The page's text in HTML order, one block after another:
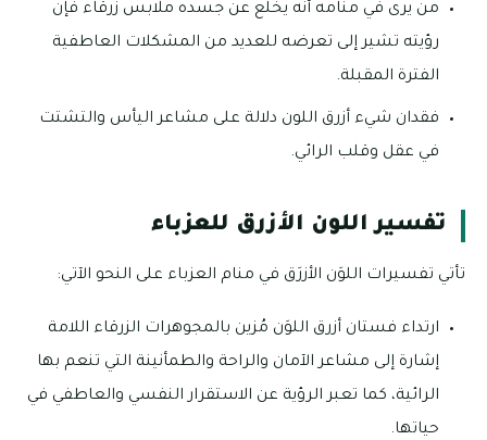
من يرى في منامه أنه يخلع عن جسده ملابس زرقاء فإن
رؤيته تشير إلى تعرضه للعديد من المشكلات العاطفية
الفترة المقبلة.
فقدان شيء أزرق اللون دلالة على مشاعر اليأس والتشتت
في عقل وقلب الرائي.
تفسير اللون الأزرق للعزباء
تأتي تفسيرات اللوَن الأزرَق في منام العزباء على النحو الآتي:
ارتداء فستان أزرق اللوَن مُزين بالمجوهرات الزرقاء اللامة
إشارة إلى مشاعر الآمان والراحة والطمأنينة التي تنعم بها
الرائية، كما تعبر الرؤية عن الاستقرار النفسي والعاطفي في
حياتها.